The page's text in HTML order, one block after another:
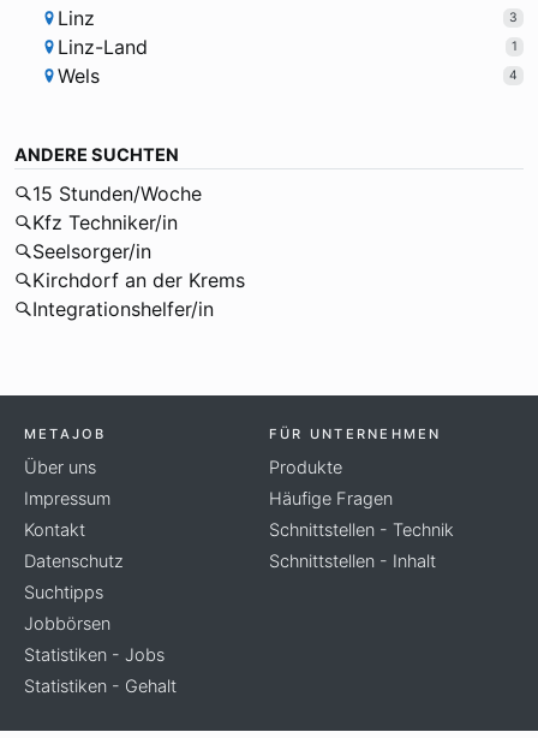
Linz 3
Linz-Land 1
Wels 4
ANDERE SUCHTEN
15 Stunden/Woche
Kfz Techniker/in
Seelsorger/in
Kirchdorf an der Krems
Integrationshelfer/in
METAJOB
Über uns
Impressum
Kontakt
Datenschutz
Suchtipps
Jobbörsen
Statistiken - Jobs
Statistiken - Gehalt
FÜR UNTERNEHMEN
Produkte
Häufige Fragen
Schnittstellen - Technik
Schnittstellen - Inhalt